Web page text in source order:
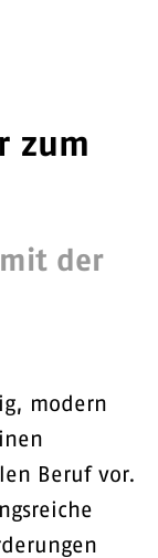
zum
der
modern
Beruf vor.